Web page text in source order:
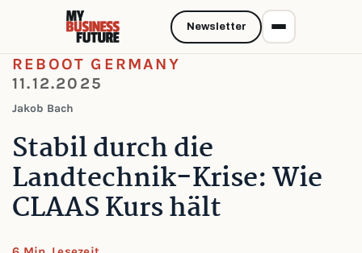
REBOOT GERMANY
11.12.2025
Jakob Bach
Stabil durch die
Landtechnik-Krise: Wie
CLAAS Kurs hält
Newsletter